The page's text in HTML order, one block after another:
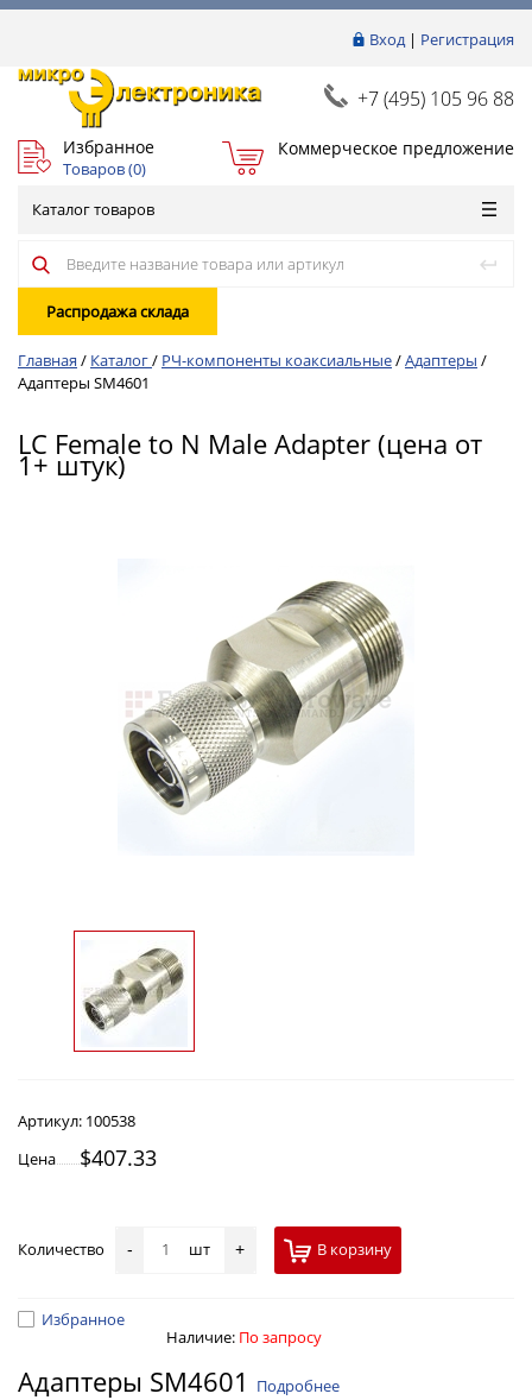
Вход| Регистрация
+7 (495) 105 96 88
Избранное
Товаров (0)
Коммерческое предложение
Каталог товаров
Распродажа склада
Главная / Каталог/ РЧ-компоненты коаксиальные/Адаптеры /
Адаптеры SM4601
LC Female to N Male Adapter (цена от
1+ штук)
Артикул: 100538
Цена
$407.33
Количество - шт + В корзину
Избранное
Наличие: По запросу
Адаптеры SM4601 Подробнее